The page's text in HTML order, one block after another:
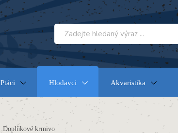
Ptáci Hlodavci Akvaristika
Doplňkové krmivo